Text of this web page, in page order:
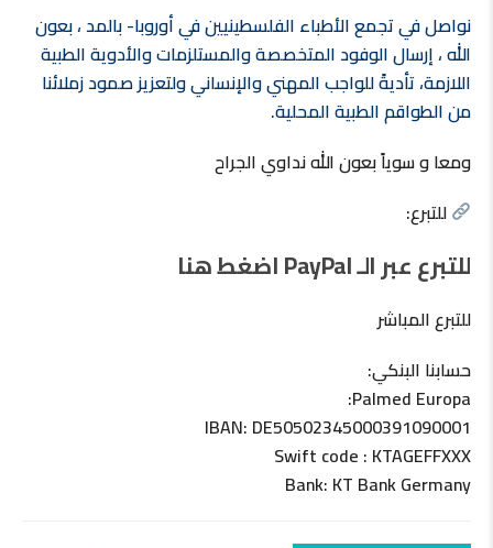
نواصل في تجمع الأطباء الفلسطينيين في أوروبا- بالمد ، بعون
الله ، إرسال الوفود المتخصصة والمستلزمات والأدوية الطبية
اللازمة، تأديةً للواجب المهني والإنساني ولتعزيز صمود زملائنا
من الطواقم الطبية المحلية.
ومعا و سوياً بعون الله نداوي الجراح
للتبرع:
للتبرع عبر الـ PayPal اضغط هنا
للتبرع المباشر
حسابنا البنكي:
Palmed Europa:
IBAN: DE50502345000391090001
Swift code : KTAGEFFXXX
Bank: KT Bank Germany